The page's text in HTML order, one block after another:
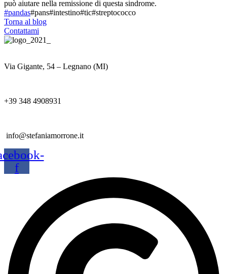
può aiutare nella remissione di questa sindrome.
#pandas#pans#intestino#tic#streptococco
Torna al blog
Contattami
Via Gigante, 54 – Legnano (MI)
+39 348 4908931
info@stefaniamorrone.it
f